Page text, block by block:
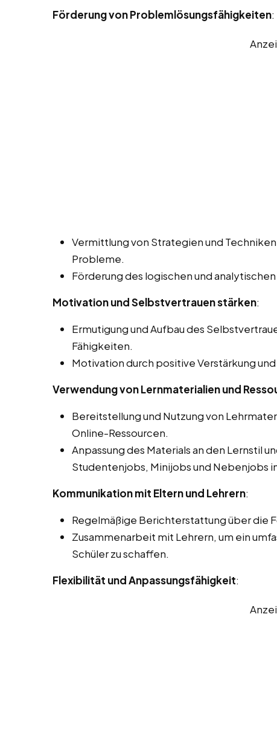
Förderung von Problemlösungsfähigkeiten:
Vermittlung von Strategien und
Probleme.
Förderung des logischen und
Motivation und Selbstvertrauen stärken:
Ermutigung und Aufbau des
Fähigkeiten.
Motivation durch positive Verstärkung
Verwendung von Lernmaterialien und
Bereitstellung und Nutzung von
Online-Ressourcen.
Anpassung des Materials an den Lernstil
Studentenjobs, Minijobs und Nebenjobs
Kommunikation mit Eltern und Lehrern:
Regelmäßige Berichterstattung über die
Zusammenarbeit mit Lehrern, um ein
Schüler zu schaffen.
Flexibilität und Anpassungsfähigkeit: